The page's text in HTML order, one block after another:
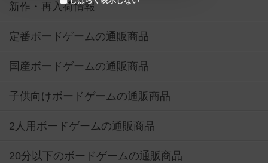
新作・再入荷情報
定番ボードゲームの通販商品
国産ボードゲームの通販商品
子供向けボードゲームの通販商品
2人用ボードゲームの通販商品
20分以下のボードゲームの通販商品